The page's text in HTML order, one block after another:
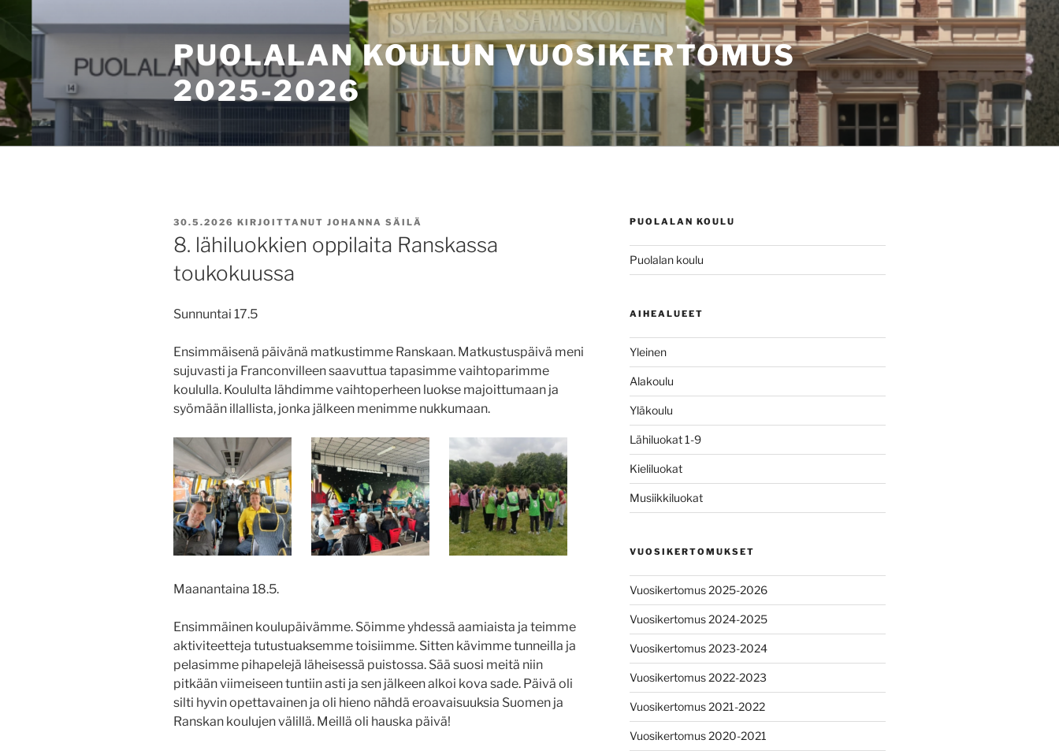
sisältöön
PUOLALAN KOULUN VUOSIKERTOMUS
2025-2026
JULKAISTU
30.5.2026 KIRJOITTANUT JOHANNA SÄILÄ
8. lähiluokkien oppilaita Ranskassa
toukokuussa
Sunnuntai 17.5
Ensimmäisenä päivänä matkustimme Ranskaan. Matkustuspäivä meni
sujuvasti ja Franconvilleen saavuttua tapasimme vaihtoparimme
koululla. Koululta lähdimme vaihtoperheen luokse majoittumaan ja
syömään illallista, jonka jälkeen menimme nukkumaan.
Maanantaina 18.5.
Ensimmäinen koulupäivämme. Söimme yhdessä aamiaista ja teimme
aktiviteetteja tutustuaksemme toisiimme. Sitten kävimme tunneilla ja
pelasimme pihapelejä läheisessä puistossa. Sää suosi meitä niin
pitkään viimeiseen tuntiin asti ja sen jälkeen alkoi kova sade. Päivä oli
silti hyvin opettavainen ja oli hieno nähdä eroavaisuuksia Suomen ja
Ranskan koulujen välillä. Meillä oli hauska päivä!
PUOLALAN KOULU
Puolalan koulu
AIHEALUEET
Yleinen
Alakoulu
Yläkoulu
Lähiluokat 1-9
Kieliluokat
Musiikkiluokat
VUOSIKERTOMUKSET
Vuosikertomus 2025-2026
Vuosikertomus 2024-2025
Vuosikertomus 2023-2024
Vuosikertomus 2022-2023
Vuosikertomus 2021-2022
Vuosikertomus 2020-2021